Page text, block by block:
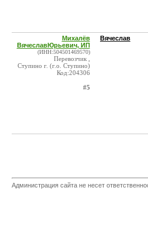
Михалёв
ВячеславЮрьевич, ИП
(ИНН:504501469570)
Перевозчик ,
Ступино г. (г.о. Ступино)
Код:204306
#5
Вячеслав
Администрация сайта не несет